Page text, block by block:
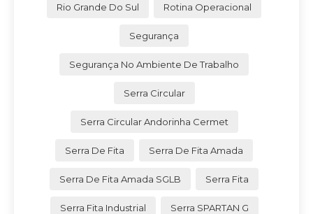
Rio Grande Do Sul Rotina Operacional
Segurança
Segurança No Ambiente De Trabalho
Serra Circular
Serra Circular Andorinha Cermet
Serra De Fita Serra De Fita Amada
Serra De Fita Amada SGLB Serra Fita
Serra Fita Industrial Serra SPARTAN G